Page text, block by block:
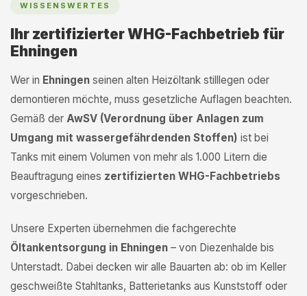
WISSENSWERTES
Ihr zertifizierter WHG-Fachbetrieb für
Ehningen
Wer in Ehningen seinen alten Heizöltank stilllegen oder
demontieren möchte, muss gesetzliche Auflagen beachten.
Gemäß der AwSV (Verordnung über Anlagen zum
Umgang mit wassergefährdenden Stoffen) ist bei
Tanks mit einem Volumen von mehr als 1.000 Litern die
Beauftragung eines zertifizierten WHG-Fachbetriebs
vorgeschrieben.
Unsere Experten übernehmen die fachgerechte
Öltankentsorgung in Ehningen – von Diezenhalde bis
Unterstadt. Dabei decken wir alle Bauarten ab: ob im Keller
geschweißte Stahltanks, Batterietanks aus Kunststoff oder